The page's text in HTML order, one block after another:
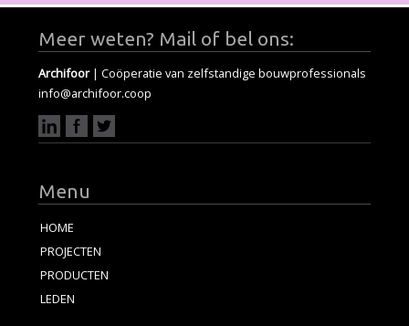
Meer weten? Mail of bel ons:
Archifoor| Coöperatie van zelfstandige bouwprofessionals
info@archifoor.coop
Menu
HOME
PROJECTEN
PRODUCTEN
LEDEN